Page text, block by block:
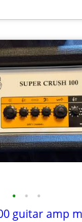
• • •
guitar amp